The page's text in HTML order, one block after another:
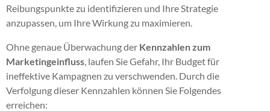
Reibungspunkte zu identifizieren und Ihre Strategie
anzupassen, um Ihre Wirkung zu maximieren.
Ohne genaue Überwachung der Kennzahlen zum
Marketingeinfluss , laufen Sie Gefahr, Ihr Budget für
ineffektive Kampagnen zu verschwenden. Durch die
Verfolgung dieser Kennzahlen können Sie Folgendes
erreichen: